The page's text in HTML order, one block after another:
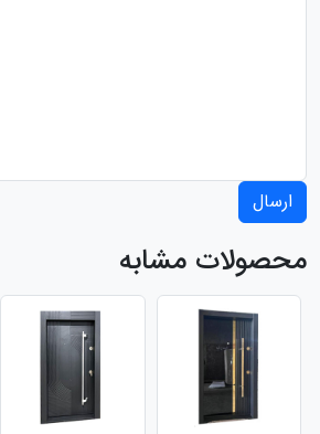
ارسال
محصولات مشابه